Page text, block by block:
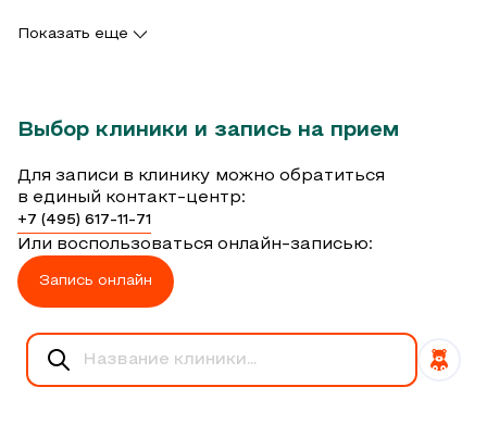
Показать еще
Выбор клиники и запись на прием
Для записи в клинику можно обратиться
в единый контакт-центр:
+7 (495) 617-11-71
Или воспользоваться онлайн-записью:
Запись онлайн